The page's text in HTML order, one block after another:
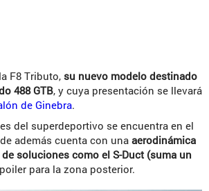
F8 Tributo, su nuevo modelo destinado
488 GTB, y cuya presentación se llevará
de Ginebra.
del superdeportivo se encuentra en el
además cuenta con una aerodinámica
soluciones como el S-Duct (suma un
para la zona posterior.